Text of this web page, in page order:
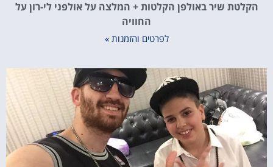
הקלטת שיר באולפן הקלטות + המלצה על אולפני לי-רון על
החוויה
לפרטים והזמנות »